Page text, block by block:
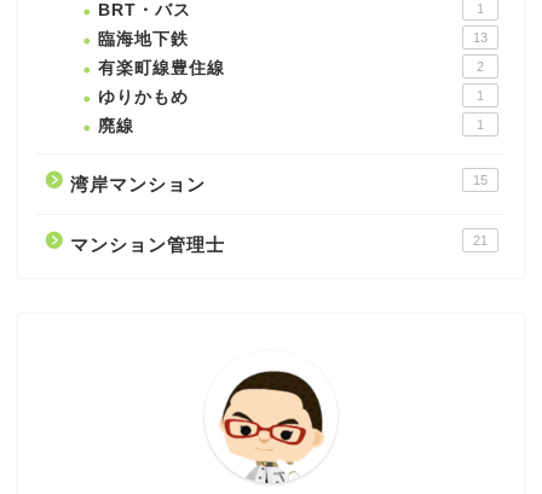
BRT・バス 1
臨海地下鉄 13
有楽町線豊住線 2
ゆりかもめ 1
廃線 1
湾岸マンション 15
マンション管理士 21